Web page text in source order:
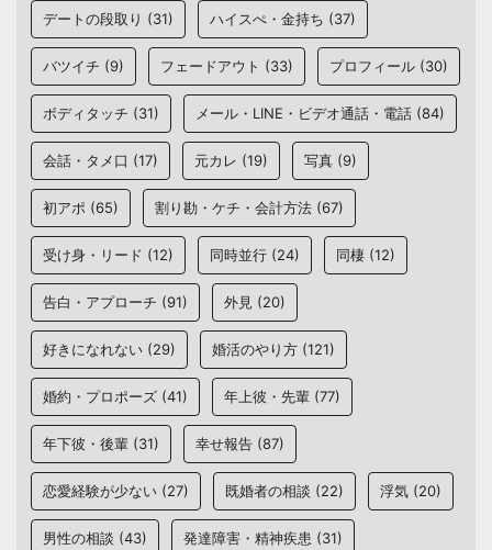
デートの段取り (31) ハイスぺ・金持ち (37)
バツイチ (9) フェードアウト (33) プロフィール (30)
ボディタッチ (31) メール・LINE・ビデオ通話・電話 (84)
会話・タメ口 (17) 元カレ (19) 写真 (9)
初アポ (65) 割り勘・ケチ・会計方法 (67)
受け身・リード (12) 同時並行 (24) 同棲 (12)
告白・アプローチ (91) 外見 (20)
好きになれない (29) 婚活のやり方 (121)
婚約・プロポーズ (41) 年上彼・先輩 (77)
年下彼・後輩 (31) 幸せ報告 (87)
恋愛経験が少ない (27) 既婚者の相談 (22) 浮気 (20)
男性の相談 (43) 発達障害・精神疾患 (31)